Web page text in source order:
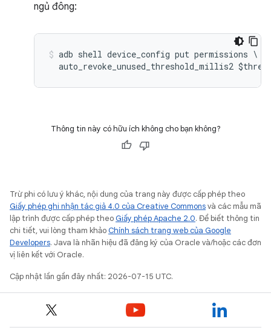
ngủ đông:
adb shell device_config put permissions \
Thông tin này có hữu ích không cho bạn không?
Trừ phi có lưu ý khác, nội dung của trang này được cấp phép theo
Giấy phép ghi nhận tác giả 4.0 của Creative Commonsvà các mẫu mã
lập trình được cấp phép theoGiấy phép Apache 2.0. Để biết thông tin
chi tiết, vui lòng tham khảoChính sách trang web của Google
Developers. Java là nhãn hiệu đã đăng ký của Oracle và/hoặc các đơn
vị liên kết với Oracle.
Cập nhật lần gần đây nhất: 2026-07-15 UTC.